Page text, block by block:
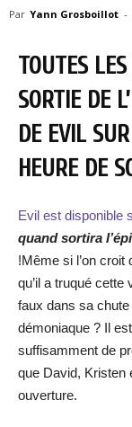
Par Yann Grosboillot -
TOUTES
SORTIE DE
DE EVIL
HEURE DE
Evil est disponible
quand sortira
!Même si l’on
qu’il a truqué cette
faux dans sa
démoniaque ? Il
suffisamment de
que David, Kristen
ouverture.